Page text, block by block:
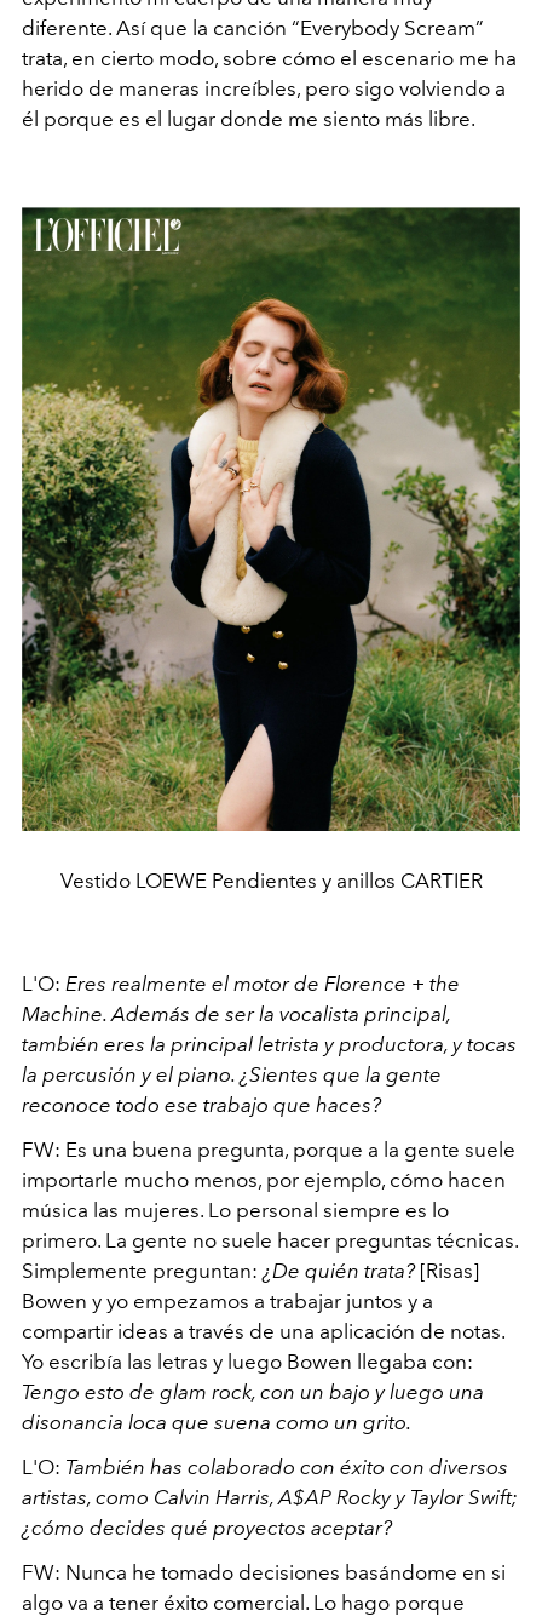
diferente. Así que la canción “Everybody Scream”
trata, en cierto modo, sobre cómo el escenario me ha
herido de maneras increíbles, pero sigo volviendo a
él porque es el lugar donde me siento más libre.
Vestido LOEWE Pendientes y anillos CARTIER
L'O: Eres realmente el motor de Florence + the
Machine. Además de ser la vocalista principal,
también eres la principal letrista y productora, y tocas
la percusión y el piano. ¿Sientes que la gente
reconoce todo ese trabajo que haces?
FW: Es una buena pregunta, porque a la gente suele
importarle mucho menos, por ejemplo, cómo hacen
música las mujeres. Lo personal siempre es lo
primero. La gente no suele hacer preguntas técnicas.
Simplemente preguntan: ¿De quién trata?[Risas]
Bowen y yo empezamos a trabajar juntos y a
compartir ideas a través de una aplicación de notas.
Yo escribía las letras y luego Bowen llegaba con:
Tengo esto de glam rock, con un bajo y luego una
disonancia loca que suena como un grito.
L'O: También has colaborado con éxito con diversos
artistas, como Calvin Harris, A$AP Rocky y Taylor Swift;
¿cómo decides qué proyectos aceptar?
FW: Nunca he tomado decisiones basándome en si
algo va a tener éxito comercial. Lo hago porque